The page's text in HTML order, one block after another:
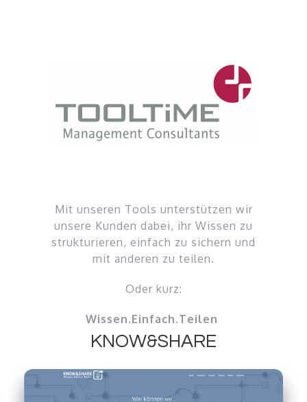
Mit unseren Tools unterstützen wir
unsere Kunden dabei, ihr Wissen zu
strukturieren, einfach zu sichern und
mit anderen zu teilen.
Oder kurz:
Wissen.Einfach.Teilen